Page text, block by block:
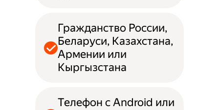
Гражданство России,
Беларуси, Казахстана,
Армении или
Кыргызстана
Телефон с Android или